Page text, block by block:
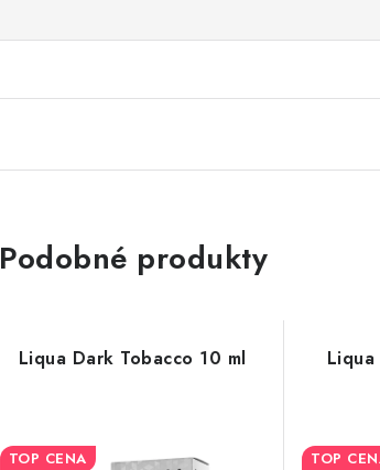
Podobné produkty
Liqua Dark Tobacco 10 ml
TOP CENA TOP